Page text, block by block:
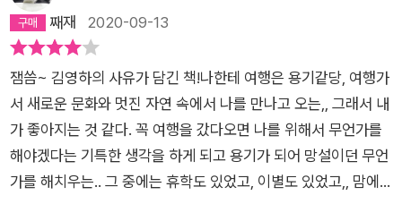
있다. 여행을 하기 힘든 요즘이 그래서 더 힘든 게 아닌가 싶다.
한다. 당시 한국예술종합대학에서 학생들을 가르치고 있었던 작
가는 그들과 함께 시칠리아를 다녀온 후, 교수직을 사직하고 서울
로 떠난다. 그것은 밴쿠버와 뉴욕으로 이어지는 장장 2년 반의 방
랑의 시작이었다. 우여곡절 끝에 어렵사리 도착한 시칠리아에서
그는 왜 그곳이 '오래 준비해온 대답'처럼 떠올랐는지 깨닫는다.
어려움을 겪고 있을 때 다정하게 다가와 도와주고는 사라지는 따
뜻한 사람들, 누구도 허둥대지 않는 느긋하고 여유로운 삶, 장엄
째재 2020-09-13
잼씀~ 김영하의 사유가 담긴 책!나한테 여행은 용기같당, 여행가
서 새로운 문화와 멋진 자연 속에서 나를 만나고 오는,, 그래서 내
가 좋아지는 것 같다. 꼭 여행을 갔다오면 나를 위해서 무언가를
해야겠다는 기특한 생각을 하게 되고 용기가 되어 망설이던 무언
가를 해치우는.. 그 중에는 휴학도 있었고, 이별도 있었고,, 맘에